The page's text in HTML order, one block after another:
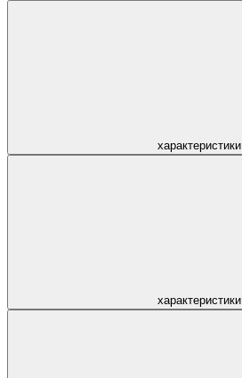
характеристики
характеристики